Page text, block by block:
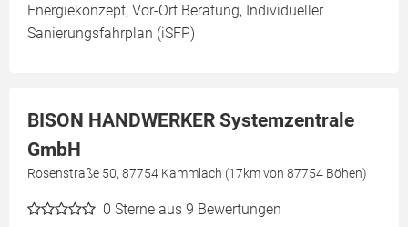
Energiekonzept, Vor-Ort Beratung, Individueller
Sanierungsfahrplan (iSFP)
BISON HANDWERKER Systemzentrale
GmbH
Rosenstraße 50, 87754 Kammlach (17km von 87754 Böhen)
0 Sterne aus 9 Bewertungen